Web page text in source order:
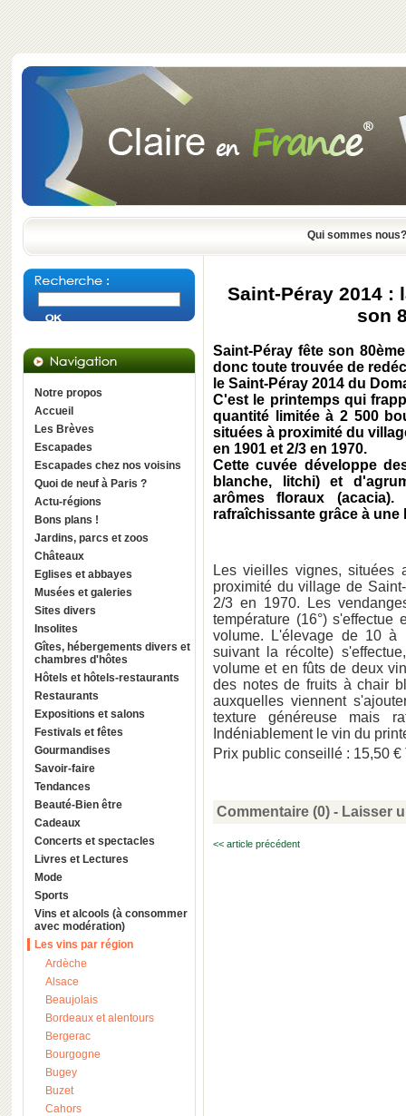
Qui sommes nous?
Notre propos
Accueil
Les Brèves
Escapades
Escapades chez nos voisins
Quoi de neuf à Paris ?
Actu-régions
Bons plans !
Jardins, parcs et zoos
Châteaux
Eglises et abbayes
Musées et galeries
Sites divers
Insolites
Gîtes, hébergements divers et
chambres d'hôtes
Hôtels et hôtels-restaurants
Restaurants
Expositions et salons
Festivals et fêtes
Gourmandises
Savoir-faire
Tendances
Beauté-Bien être
Cadeaux
Concerts et spectacles
Livres et Lectures
Mode
Sports
Vins et alcools (à consommer
avec modération)
Les vins par région
Ardèche
Alsace
Beaujolais
Bordeaux et alentours
Bergerac
Bourgogne
Bugey
Buzet
Cahors
Saint-Péray 2014 :
son
Saint-Péray fête son
donc toute trouvée de
le Saint-Péray 2014 du
C'est le printemps qui
quantité limitée à 2 500
situées à proximité du
en 1901 et 2/3 en 1970.
Cette cuvée développe
blanche, litchi) et
arômes floraux
rafraîchissante grâce à une
Les vieilles vignes,
proximité du village de
2/3 en 1970. Les
température (16°)
volume. L'élevage de 10 à
suivant la récolte)
volume et en fûts de deux
des notes de fruits à chair
auxquelles viennent
texture généreuse mais
Indéniablement le vin du
Prix public conseillé : 15,50
Commentaire (0) - Laisser
<< article précédent